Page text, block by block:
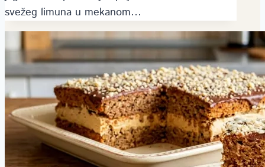
svežeg limuna u mekanom…